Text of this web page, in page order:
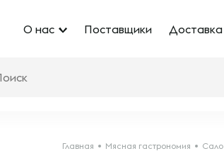
О нас Поставщики Доставка
Главная Мясная гастрономия Сало